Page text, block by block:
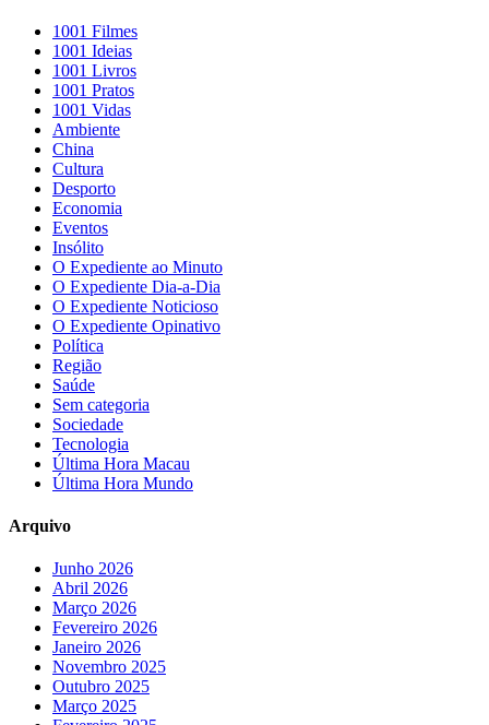
1001 Filmes
1001 Ideias
1001 Livros
1001 Pratos
1001 Vidas
Ambiente
China
Cultura
Desporto
Economia
Eventos
Insólito
O Expediente ao Minuto
O Expediente Dia-a-Dia
O Expediente Noticioso
O Expediente Opinativo
Política
Região
Saúde
Sem categoria
Sociedade
Tecnologia
Última Hora Macau
Última Hora Mundo
Arquivo
Junho 2026
Abril 2026
Março 2026
Fevereiro 2026
Janeiro 2026
Novembro 2025
Outubro 2025
Março 2025